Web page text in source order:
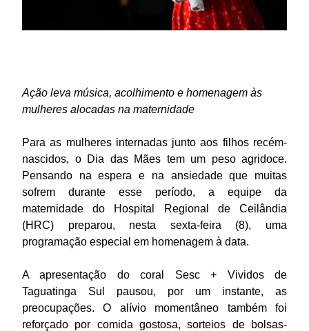
Ação leva música, acolhimento e homenagem às
mulheres alocadas na maternidade
Para as mulheres internadas junto aos filhos recém-
nascidos, o Dia das Mães tem um peso agridoce.
Pensando na espera e na ansiedade que muitas
sofrem durante esse período, a equipe da
maternidade do Hospital Regional de Ceilândia
(HRC) preparou, nesta sexta-feira (8), uma
programação especial em homenagem à data.
A apresentação do coral Sesc + Vividos de
Taguatinga Sul pausou, por um instante, as
preocupações. O alívio momentâneo também foi
reforçado por comida gostosa, sorteios de bolsas-